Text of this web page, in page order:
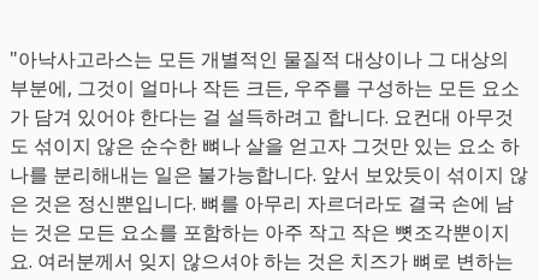
"아낙사고라스는 모든 개별적인 물질적 대상이나 그 대상의
부분에, 그것이 얼마나 작든 크든, 우주를 구성하는 모든 요소
가 담겨 있어야 한다는 걸 설득하려고 합니다. 요컨대 아무것
도 섞이지 않은 순수한 뼈나 살을 얻고자 그것만 있는 요소 하
나를 분리해내는 일은 불가능합니다. 앞서 보았듯이 섞이지 않
은 것은 정신뿐입니다. 뼈를 아무리 자르더라도 결국 손에 남
는 것은 모든 요소를 포함하는 아주 작고 작은 뼛조각뿐이지
요. 여러분께서 잊지 않으셔야 하는 것은 치즈가 뼈로 변하는